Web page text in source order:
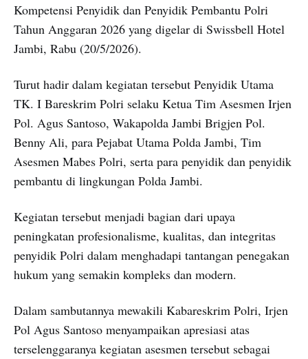
Kompetensi Penyidik dan Penyidik Pembantu Polri
Tahun Anggaran 2026 yang digelar di Swissbell Hotel
Jambi, Rabu (20/5/2026).
Turut hadir dalam kegiatan tersebut Penyidik Utama
TK. I Bareskrim Polri selaku Ketua Tim Asesmen Irjen
Pol. Agus Santoso, Wakapolda Jambi Brigjen Pol.
Benny Ali, para Pejabat Utama Polda Jambi, Tim
Asesmen Mabes Polri, serta para penyidik dan penyidik
pembantu di lingkungan Polda Jambi.
Kegiatan tersebut menjadi bagian dari upaya
peningkatan profesionalisme, kualitas, dan integritas
penyidik Polri dalam menghadapi tantangan penegakan
hukum yang semakin kompleks dan modern.
Dalam sambutannya mewakili Kabareskrim Polri, Irjen
Pol Agus Santoso menyampaikan apresiasi atas
terselenggaranya kegiatan asesmen tersebut sebagai